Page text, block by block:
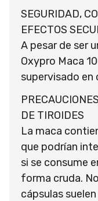
SEGURIDAD,
EFECTOS
A pesar de ser
Oxypro Maca
supervisado
DE TIROIDES
La maca
que podrían
si se consume
forma cruda.
cápsulas